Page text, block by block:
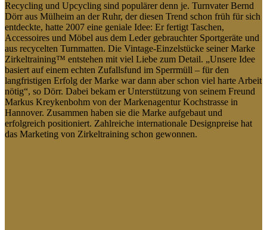
Recycling und Upcycling sind populärer denn je. Turnvater Bernd
Dörr aus Mülheim an der Ruhr, der diesen Trend schon früh für sich
entdeckte, hatte 2007 eine geniale Idee: Er fertigt Taschen,
Accessoires und Möbel aus dem Leder gebrauchter Sportgeräte und
aus recycelten Turnmatten. Die Vintage-Einzelstücke seiner Marke
Zirkeltraining™ entstehen mit viel Liebe zum Detail. „Unsere Idee
basiert auf einem echten Zufallsfund im Sperrmüll – für den
langfristigen Erfolg der Marke war dann aber schon viel harte Arbeit
nötig“, so Dörr. Dabei bekam er Unterstützung von seinem Freund
Markus Kreykenbohm von der Markenagentur Kochstrasse in
Hannover. Zusammen haben sie die Marke aufgebaut und
erfolgreich positioniert. Zahlreiche internationale Designpreise hat
das Marketing von Zirkeltraining schon gewonnen.